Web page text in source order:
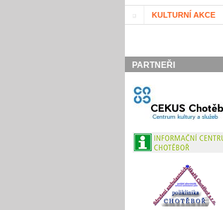
KULTURNÍ AKCE
PARTNEŘI